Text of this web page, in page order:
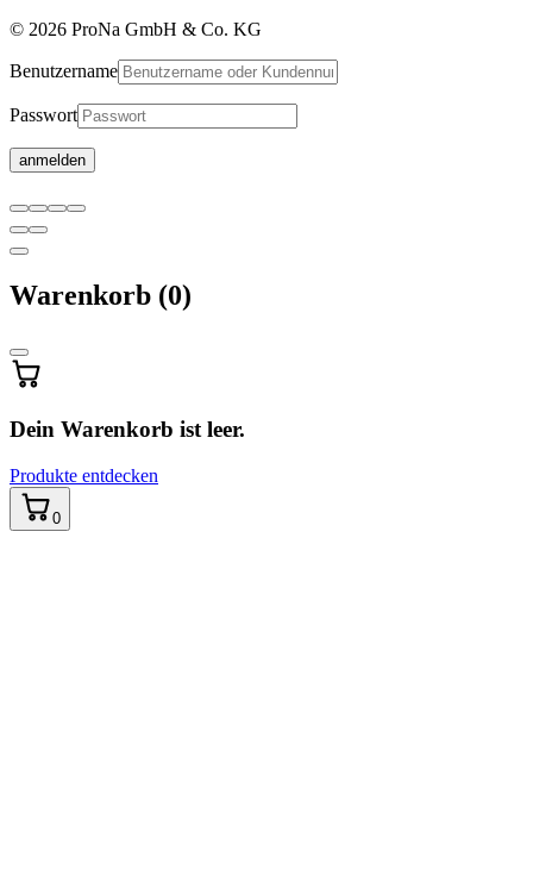
© 2026 ProNa GmbH & Co. KG
Benutzername
Passwort
Warenkorb
wird
…
Warenkorb (0)
Dein Warenkorb ist leer.
Produkte entdecken
0